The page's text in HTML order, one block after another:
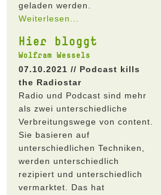
geladen werden.
Weiterlesen...
Hier bloggt
Wolfram Wessels
07.10.2021 // Podcast kills
the Radiostar
Radio und Podcast sind mehr
als zwei unterschiedliche
Verbreitungswege von content.
Sie basieren auf
unterschiedlichen Techniken,
werden unterschiedlich
rezipiert und unterschiedlich
vermarktet. Das hat